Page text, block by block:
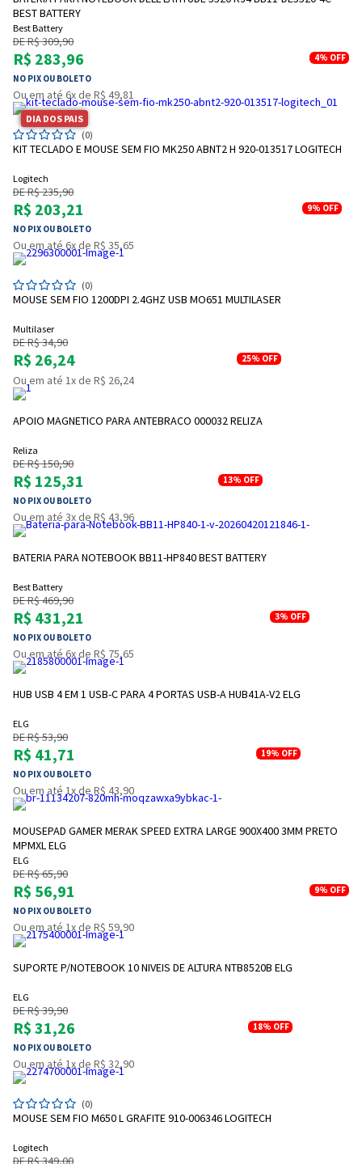
Entrega Flash
Cartão de crédito
Retire na Loja
BEST BATTERY
Best Battery
DE R$ 309,90
R$ 283,96
NO PIX OU BOLETO
4% OFF
Ou em até 6x de R$ 49,81
DIA DOS PAIS
(0)
KIT TECLADO E MOUSE SEM FIO MK250 ABNT2 H 920-013517 LOGITECH
Logitech
DE R$ 235,90
R$ 203,21
NO PIX OU BOLETO
9% OFF
Ou em até 6x de R$ 35,65
(0)
MOUSE SEM FIO 1200DPI 2.4GHZ USB MO651 MULTILASER
Multilaser
DE R$ 34,90
R$ 26,24 25% OFF
Ou em até 1x de R$ 26,24
APOIO MAGNETICO PARA ANTEBRACO 000032 RELIZA
Reliza
DE R$ 150,90
R$ 125,31
NO PIX OU BOLETO
13% OFF
Ou em até 3x de R$ 43,96
BATERIA PARA NOTEBOOK BB11-HP840 BEST BATTERY
Best Battery
DE R$ 469,90
R$ 431,21
NO PIX OU BOLETO
3% OFF
Ou em até 6x de R$ 75,65
HUB USB 4 EM 1 USB-C PARA 4 PORTAS USB-A HUB41A-V2 ELG
ELG
DE R$ 53,90
R$ 41,71
NO PIX OU BOLETO
19% OFF
Ou em até 1x de R$ 43,90
MOUSEPAD GAMER MERAK SPEED EXTRA LARGE 900X400 3MM PRETO
MPMXL ELG
ELG
DE R$ 65,90
R$ 56,91
NO PIX OU BOLETO
9% OFF
Ou em até 1x de R$ 59,90
SUPORTE P/NOTEBOOK 10 NIVEIS DE ALTURA NTB8520B ELG
ELG
DE R$ 39,90
R$ 31,26
NO PIX OU BOLETO
18% OFF
Ou em até 1x de R$ 32,90
(0)
MOUSE SEM FIO M650 L GRAFITE 910-006346 LOGITECH
Logitech
DE R$ 349,00